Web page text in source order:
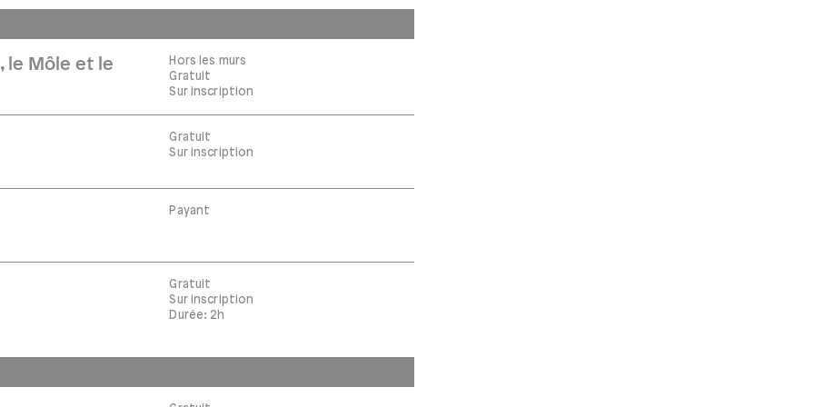
le Môle et le
Hors les murs
Gratuit
Sur inscription
Gratuit
Sur inscription
Payant
Gratuit
Sur inscription
Durée: 2h